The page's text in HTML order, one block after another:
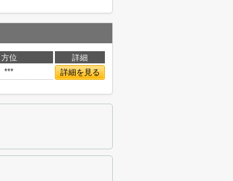
方位
詳細
*** 詳細を見る